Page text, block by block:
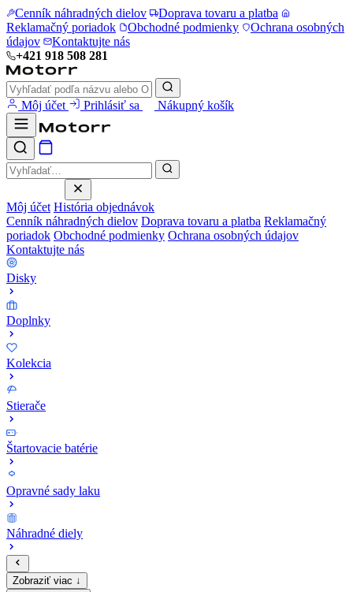
Cenník náhradných dielov
Doprava tovaru a platba
Reklamačný poriadok
Obchodné podmienky
Ochrana osobných
údajov
Kontaktujte nás
+421 918 508 281
Môj účet Prihlásiť sa Nákupný košík
Môj účet História objednávok
Cenník náhradných dielov Doprava tovaru a platba Reklamačný
poriadok Obchodné podmienky Ochrana osobných údajov
Kontaktujte nás
Disky
Doplnky
Kolekcia
Stierače
Štartovacie batérie
Opravné sady laku
Náhradné diely
Zobraziť viac ↓